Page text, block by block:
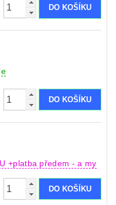
+platba předem - a my